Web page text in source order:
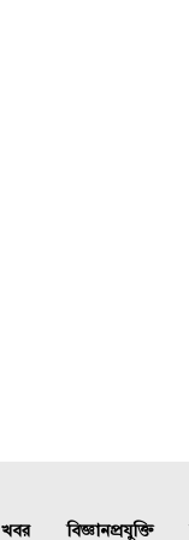
খবর বিজ্ঞানপ্রযুক্তি